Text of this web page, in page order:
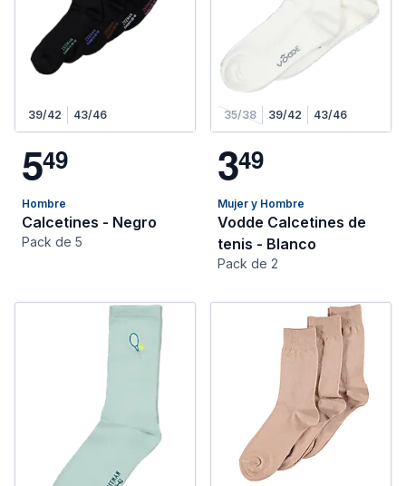
39/42 43/46
549
Hombre
Calcetines - Negro
Pack de 5
35/38 39/42 43/46
349
Mujer y Hombre
Vodde Calcetines de
tenis - Blanco
Pack de 2